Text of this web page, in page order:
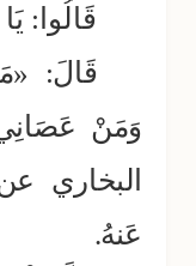
قَالُوا:
قَالَ:
وَمَنْ عَصَانِي
البخاري
عَنهُ.